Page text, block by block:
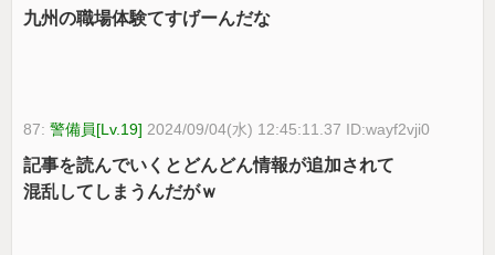
九州の職場体験てすげーんだな
87:警備員[Lv.19] 2024/09/04(水) 12:45:11.37 ID:wayf2vji0
記事を読んでいくとどんどん情報が追加されて
混乱してしまうんだがｗ